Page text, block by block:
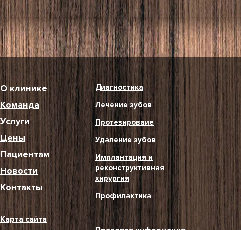
О клинике
Команда
Услуги
Цены
Пациентам
Новости
Контакты
Карта сайта
Диагностика
Лечение зубов
Протезироваие
Удаление зубов
Имплантация и
реконструктивная
хирургия
Профилактика